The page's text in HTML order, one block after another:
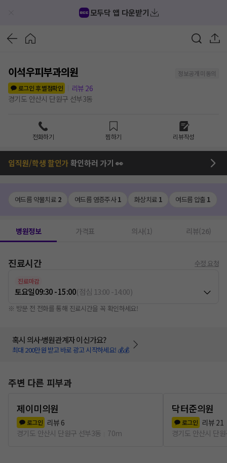
모두닥 앱 다운받기
이석우피부과의원
정보공개 미동의
로그인 후 별점확인
리뷰 26
경기도 안산시 단원구 선부3동
전화하기 찜하기 리뷰작성
임직원/학생 할인가확인하러 가기 👀
여드름 약물치료 2 여드름 염증주사1 화상치료 1 여드름 압출 1
병원정보 가격표 의사(1) 리뷰(26)
진료시간 수정 요청
진료마감
토요일09:30 - 15:00(점심 13:00-14:00)
※ 방문 전 전화를 통해 진료시간을 꼭 확인하세요!
혹시 의사·병원관계자 이신가요?
최대 200만원 받고 바로 광고 시작하세요! 💰💰
주변 다른 피부과
제이미의원
로그인 리뷰 6
경기도 안산시 단원구 선부3동
70m
닥터준의원
로그인 리뷰 21
경기도 안산시 단